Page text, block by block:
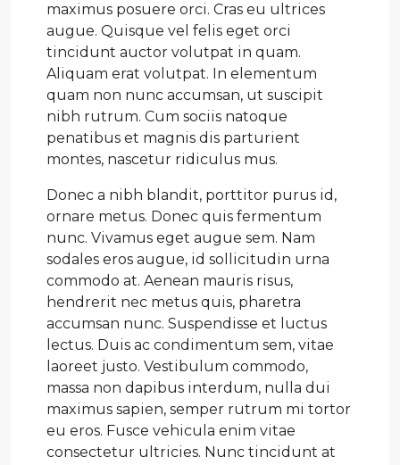
maximus posuere orci. Cras eu ultrices
augue. Quisque vel felis eget orci
tincidunt auctor volutpat in quam.
Aliquam erat volutpat. In elementum
quam non nunc accumsan, ut suscipit
nibh rutrum. Cum sociis natoque
penatibus et magnis dis parturient
montes, nascetur ridiculus mus.
Donec a nibh blandit, porttitor purus id,
ornare metus. Donec quis fermentum
nunc. Vivamus eget augue sem. Nam
sodales eros augue, id sollicitudin urna
commodo at. Aenean mauris risus,
hendrerit nec metus quis, pharetra
accumsan nunc. Suspendisse et luctus
lectus. Duis ac condimentum sem, vitae
laoreet justo. Vestibulum commodo,
massa non dapibus interdum, nulla dui
maximus sapien, semper rutrum mi tortor
eu eros. Fusce vehicula enim vitae
consectetur ultricies. Nunc tincidunt at